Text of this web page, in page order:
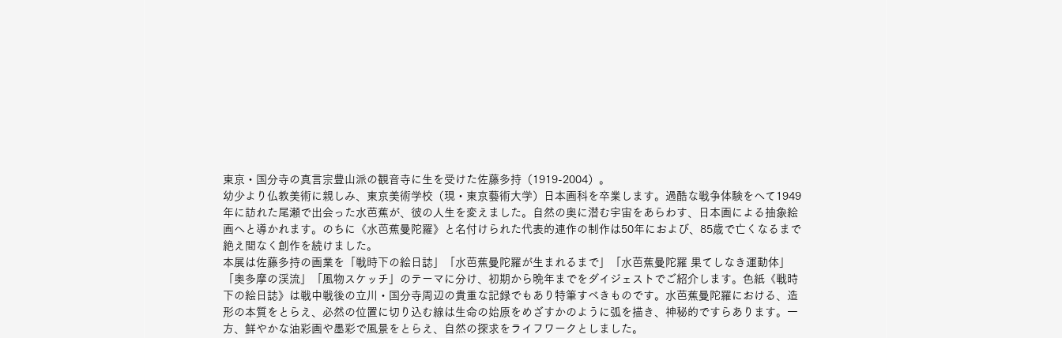
東京・国分寺の真言宗豊山派の観音寺に生を受けた佐藤多持（1919-2004）。
幼少より仏教美術に親しみ、東京美術学校（現・東京藝術大学）日本画科を卒業します。過酷な戦争体験をへて1949
年に訪れた尾瀬で出会った水芭蕉が、彼の人生を変えました。自然の奥に潜む宇宙をあらわす、日本画による抽象絵
画へと導かれます。のちに《水芭蕉曼陀羅》と名付けられた代表的連作の制作は50年におよび、85歳で亡くなるまで
絶え間なく創作を続けました。
本展は佐藤多持の画業を「戦時下の絵日誌」「水芭蕉曼陀羅が生まれるまで」「水芭蕉曼陀羅 果てしなき運動体」
「奥多摩の渓流」「風物スケッチ」のテーマに分け、初期から晩年までをダイジェストでご紹介します。色紙《戦時
下の絵日誌》は戦中戦後の立川・国分寺周辺の貴重な記録でもあり特筆すべきものです。水芭蕉曼陀羅における、造
形の本質をとらえ、必然の位置に切り込む線は生命の始原をめざすかのように弧を描き、神秘的ですらあります。一
方、鮮やかな油彩画や墨彩で風景をとらえ、自然の探求をライフワークとしました。